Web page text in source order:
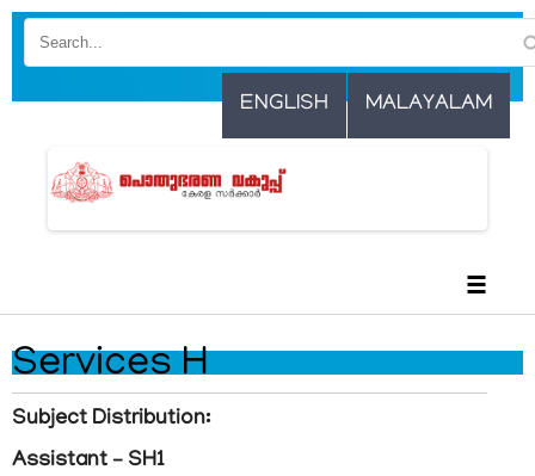
Skip
content
ENGLISH MALAYALAM
☰
Services H
Subject Distribution:
Assistant – SH1